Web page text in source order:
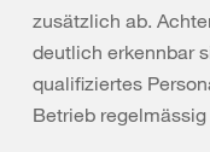
zusätzlich ab.
deutlich erkennbar
qualifiziertes
Betrieb